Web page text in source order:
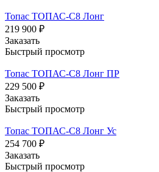
Топас ТОПАС-С8 Лонг
219 900 ₽
Заказать
Быстрый просмотр
Топас ТОПАС-С8 Лонг ПР
229 500 ₽
Заказать
Быстрый просмотр
Топас ТОПАС-С8 Лонг Ус
254 700 ₽
Заказать
Быстрый просмотр